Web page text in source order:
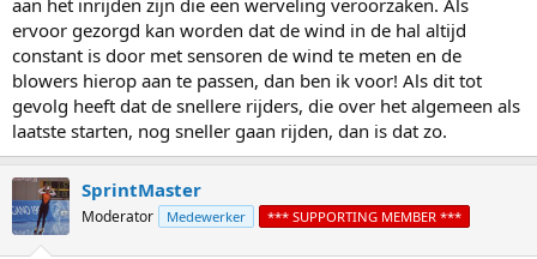
ervoor gezorgd kan worden dat de wind in de hal altijd
constant is door met sensoren de wind te meten en de
blowers hierop aan te passen, dan ben ik voor! Als dit tot
gevolg heeft dat de snellere rijders, die over het algemeen als
laatste starten, nog sneller gaan rijden, dan is dat zo.
SprintMaster
Moderator Medewerker *** SUPPORTING MEMBER ***